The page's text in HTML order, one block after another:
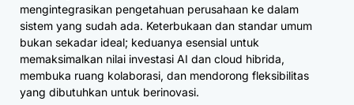
mengintegrasikan pengetahuan perusahaan ke dalam
sistem yang sudah ada. Keterbukaan dan standar umum
bukan sekadar ideal; keduanya esensial untuk
memaksimalkan nilai investasi AI dan cloud hibrida,
membuka ruang kolaborasi, dan mendorong fleksibilitas
yang dibutuhkan untuk berinovasi.